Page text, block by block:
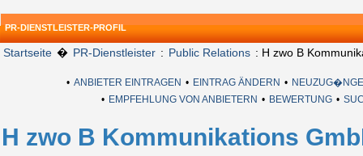
PR-DIENSTLEISTER-PROFIL
Startseite � PR-Dienstleister : Public Relations : H zwo B
• ANBIETER EINTRAGEN • EINTRAG ÄNDERN •
• EMPFEHLUNG VON ANBIETERN • BEWERTUNG •
H zwo B Kommunikations